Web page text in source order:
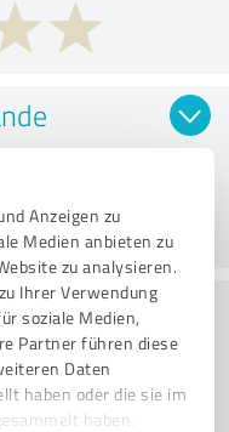
Anzeigen zu
Medien anbieten zu
zu analysieren.
Ihrer Verwendung
soziale Medien,
Partner führen diese
Daten
haben oder die sie im
haben.